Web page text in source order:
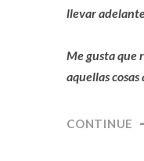
llevar
Me gusta que
aquellas
CONTINUE